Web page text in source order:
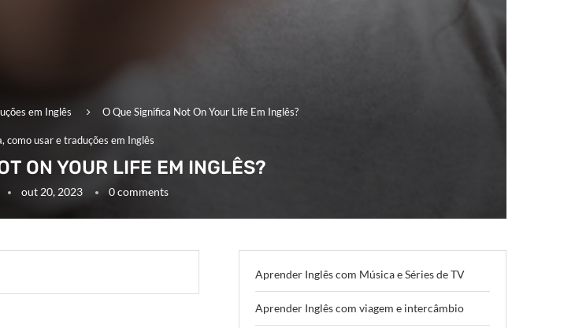
em Inglês O Que Significa Not On Your Life Em Inglês?
como usar e traduções em Inglês
ON YOUR LIFE EM INGLÊS?
out 20, 2023 0 comments
Aprender Inglês com Música e Séries de TV
Aprender Inglês com viagem e intercâmbio